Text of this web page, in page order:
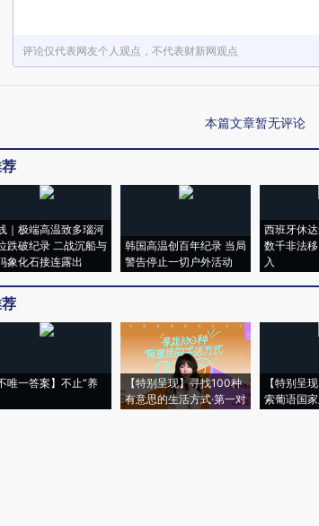
评论仅代表网友个人观点，不代表财新网观点
本篇文章暂无评论
｜极端高温致多瑙河
跌破纪录 二战沉船与
象化石接连露出
韩国高温创百年纪录 当局
警告停止一切户外活动
西班牙休
数千非法
入
不唯一答案】不止“养
【特别呈现】寻找100种
有意思的生活方式·第一对
【特别呈
索葡语国